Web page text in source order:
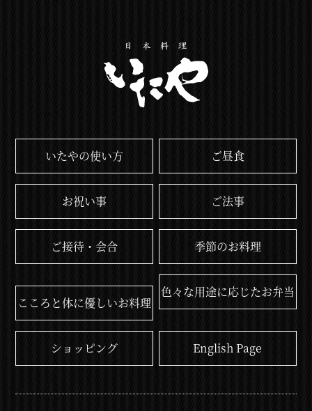
いたやの使い方 ご昼食
お祝い事 ご法事
ご接待・会合 季節のお料理
こころと体に優しいお料理
色々な用途に応じたお弁当
ショッピング English Page